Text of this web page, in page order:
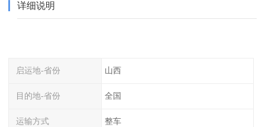
详细说明
启运地-省份 山西
目的地-省份 全国
运输方式 整车